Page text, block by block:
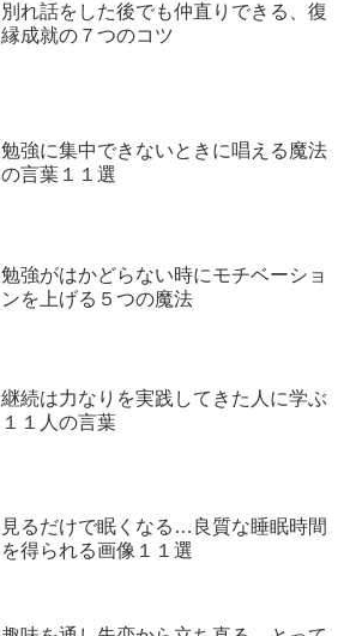
別れ話をした後でも仲直りできる、復
縁成就の７つのコツ
勉強に集中できないときに唱える魔法
の言葉１１選
勉強がはかどらない時にモチベーショ
ンを上げる５つの魔法
継続は力なりを実践してきた人に学ぶ
１１人の言葉
見るだけで眠くなる…良質な睡眠時間
を得られる画像１１選